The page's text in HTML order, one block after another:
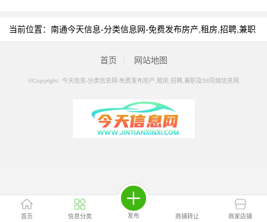
首页 信息分类 发布 商铺转让 商家店铺
当前位置： 南通今天信息-分类信息网-免费发布房产,租房,招聘,兼职
首页 网站地图
©Copyright 今天信息-分类信息网-免费发布房产,租房,招聘,兼职及58同城信息网